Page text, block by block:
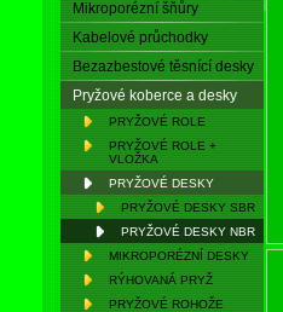
Mikroporézní šňůry
Kabelové průchodky
Bezazbestové těsnící desky
Pryžové koberce a desky
PRYŽOVÉ ROLE
PRYŽOVÉ ROLE +
VLOŽKA
PRYŽOVÉ DESKY
PRYŽOVÉ DESKY SBR
PRYŽOVÉ DESKY NBR
MIKROPORÉZNÍ DESKY
RÝHOVANÁ PRYŽ
PRYŽOVÉ ROHOŽE